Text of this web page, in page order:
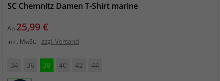
SC Chemnitz Damen T-Shirt marine
Ab Preis
25,99 €
inkl. MwSt. zzgl. Versand
34 36 38 40 42 44